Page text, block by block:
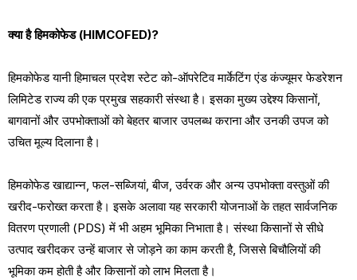
क्या है हिमकोफेड (HIMCOFED)?
हिमकोफेड यानी हिमाचल प्रदेश स्टेट को-ऑपरेटिव मार्केटिंग एंड कंज्यूमर फेडरेशन
लिमिटेड राज्य की एक प्रमुख सहकारी संस्था है। इसका मुख्य उद्देश्य किसानों,
बागवानों और उपभोक्ताओं को बेहतर बाजार उपलब्ध कराना और उनकी उपज को
उचित मूल्य दिलाना है।
हिमकोफेड खाद्यान्न, फल-सब्जियां, बीज, उर्वरक और अन्य उपभोक्ता वस्तुओं की
खरीद-फरोख्त करता है। इसके अलावा यह सरकारी योजनाओं के तहत सार्वजनिक
वितरण प्रणाली (PDS) में भी अहम भूमिका निभाता है। संस्था किसानों से सीधे
उत्पाद खरीदकर उन्हें बाजार से जोड़ने का काम करती है, जिससे बिचौलियों की
भूमिका कम होती है और किसानों को लाभ मिलता है।